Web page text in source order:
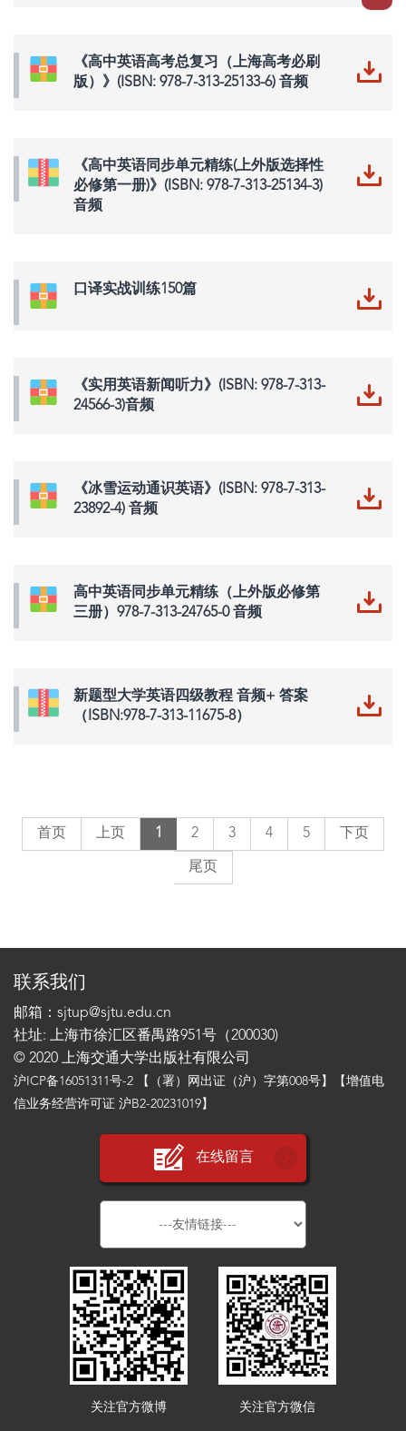
《高中英语高考总复习（上海高考必刷
版）》(ISBN: 978-7-313-25133-6) 音频
《高中英语同步单元精练(上外版选择性
必修第一册)》(ISBN: 978-7-313-25134-3)
音频
口译实战训练150篇
《实用英语新闻听力》(ISBN: 978-7-313-
24566-3)音频
《冰雪运动通识英语》(ISBN: 978-7-313-
23892-4) 音频
高中英语同步单元精练（上外版必修第
三册）978-7-313-24765-0 音频
新题型大学英语四级教程 音频+ 答案
（ISBN:978-7-313-11675-8）
首页 上页 1 2 3 4 5 下页
尾页
联系我们
邮箱：sjtup@sjtu.edu.cn
社址: 上海市徐汇区番禺路951号（200030)
© 2020 上海交通大学出版社有限公司
沪ICP备16051311号-2 【（署）网出证（沪）字第008号】【增值电
信业务经营许可证 沪B2-20231019】
在线留言
关注官方微博 关注官方微信